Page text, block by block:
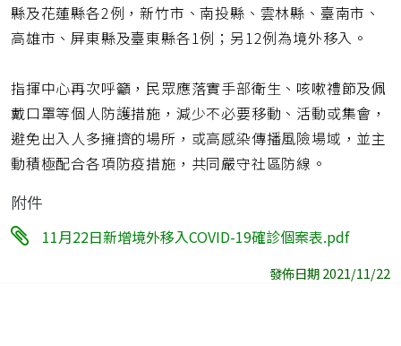
縣及花蓮縣各2例，新竹市、南投縣、雲林縣、臺南市、
高雄市、屏東縣及臺東縣各1例；另12例為境外移入。
指揮中心再次呼籲，民眾應落實手部衛生、咳嗽禮節及佩
戴口罩等個人防護措施，減少不必要移動、活動或集會，
避免出入人多擁擠的場所，或高感染傳播風險場域，並主
動積極配合各項防疫措施，共同嚴守社區防線。
附件
11月22日新增境外移入COVID-19確診個案表.pdf
發佈日期 2021/11/22